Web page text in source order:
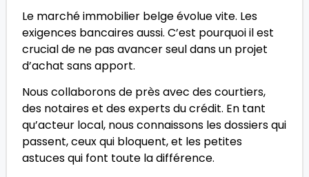
Le marché immobilier belge évolue vite. Les
exigences bancaires aussi. C’est pourquoi il est
crucial de ne pas avancer seul dans un projet
d’achat sans apport.
Nous collaborons de près avec des courtiers,
des notaires et des experts du crédit. En tant
qu’acteur local, nous connaissons les dossiers qui
passent, ceux qui bloquent, et les petites
astuces qui font toute la différence.